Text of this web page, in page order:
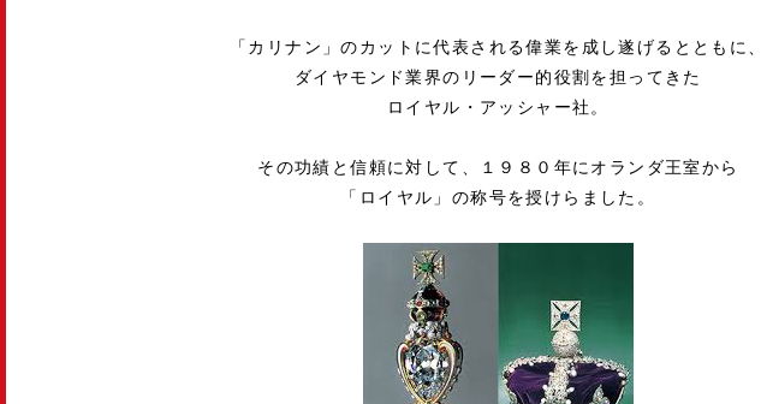
「カリナン」のカットに代表される偉業を成し遂げるとともに、
ダイヤモンド業界のリーダー的役割を担ってきた
ロイヤル・アッシャー社。
その功績と信頼に対して、１９８０年にオランダ王室から
「ロイヤル」の称号を授けらました。